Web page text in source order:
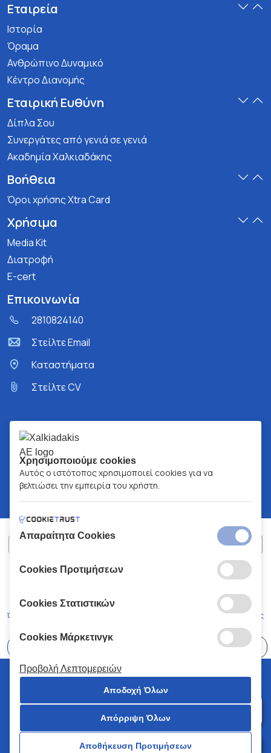
Εταιρεία
Ιστορία
Όραμα
Ανθρώπινο Δυναμικό
Κέντρο Διανομής
Εταιρική Ευθύνη
Δίπλα Σου
Συνεργάτες από γενιά σε γενιά
Ακαδημία Χαλκιαδάκης
Βοήθεια
Όροι χρήσης Xtra Card
Χρήσιμα
Media Kit
Διατροφή
E-cert
Επικοινωνία
2810824140
Στείλτε Email
Kαταστήματα
Στείλτε CV
ΧΑΛΚΙΑΔΑΚΗΣ Α.Ε.
Όροι και Προϋποθέσεις Κώδικας Δεοντολογίας
© 2026 Χαλκιαδάκης all rights reserved
Χρησιμοποιούμε cookies
Αυτός ο ιστότοπος χρησιμοποιεί cookies για να
βελτιώσει την εμπειρία του χρήστη.
Απαραίτητα Cookies
Cookies Προτιμήσεων
Cookies Στατιστικών
Cookies Μάρκετινγκ
Προβολή Λεπτομερειών
Αποδοχή Όλων
Απόρριψη Όλων
Αποθήκευση Προτιμήσεων